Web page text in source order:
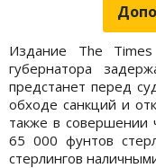
Издание The Times
губернатора
предстанет перед
обходе санкций и
также в
65 000 фунтов
стерлингов